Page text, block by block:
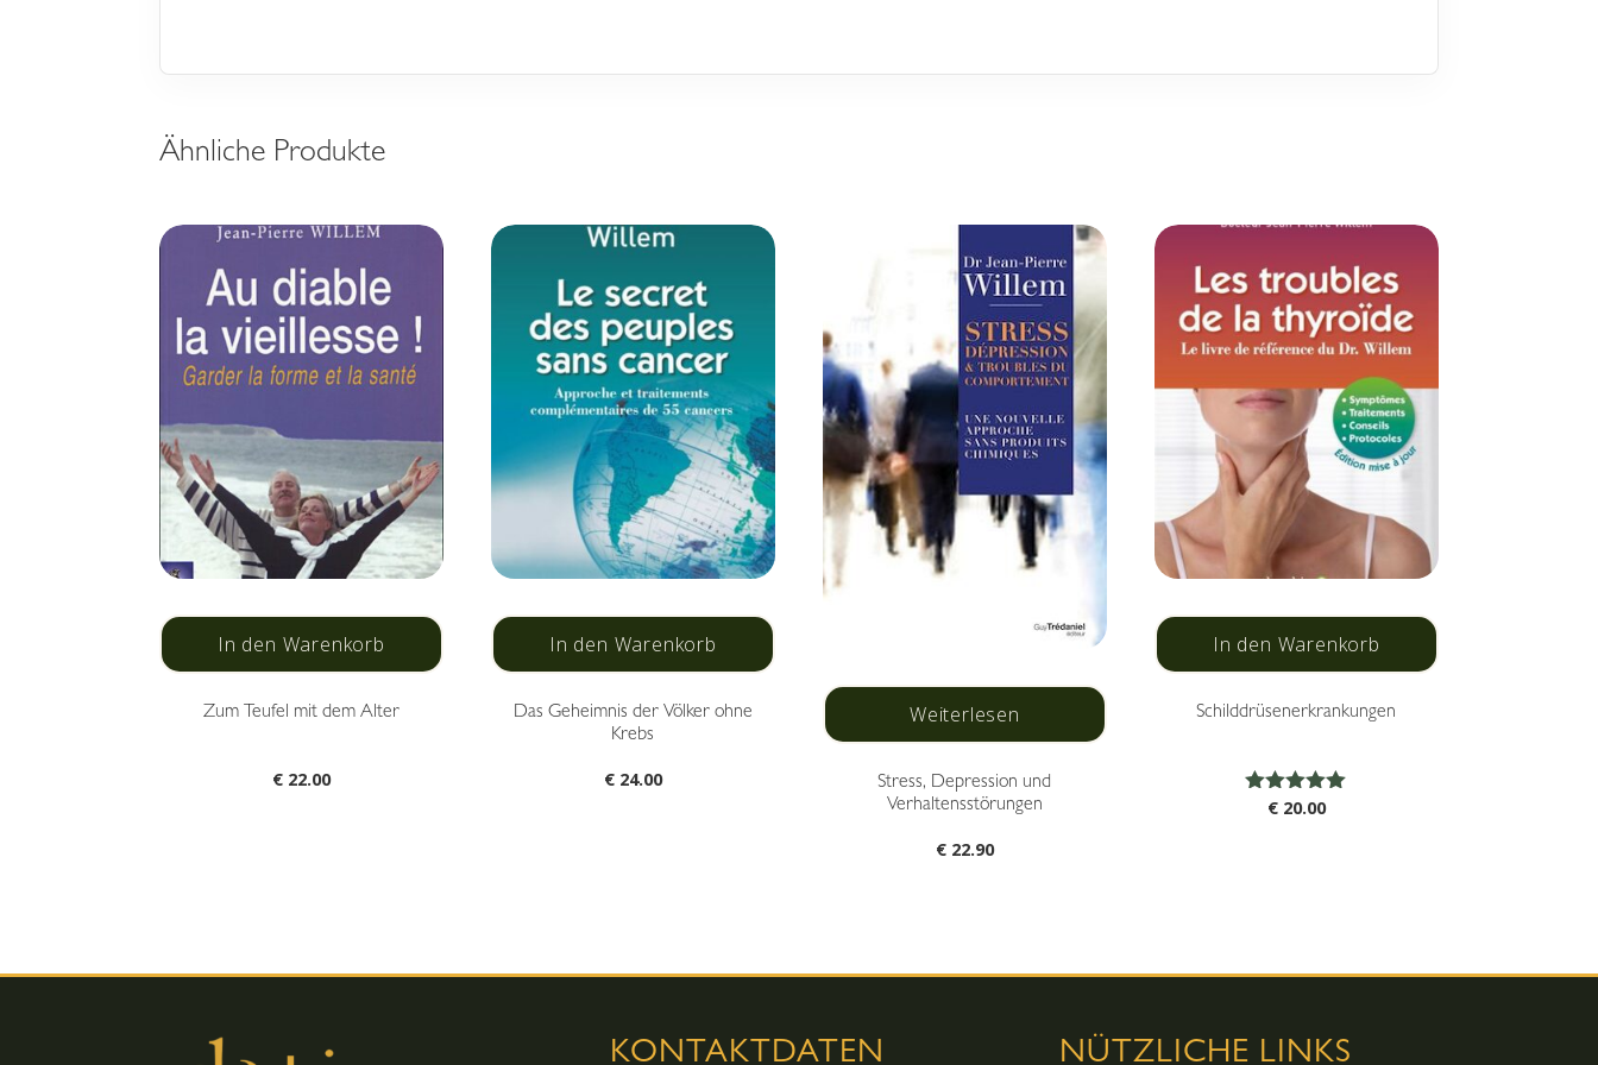
Ähnliche Produkte
In den Warenkorb
Zum Teufel mit dem Alter
€22.00
In den Warenkorb
Das Geheimnis der Völker ohne
Krebs
€24.00
Weiterlesen
Stress, Depression und
Verhaltensstörungen
€22.90
In den Warenkorb
Schilddrüsenerkrankungen
Bewertet
€20.00
KONTAKTDATEN NÜTZLICHE LINKS